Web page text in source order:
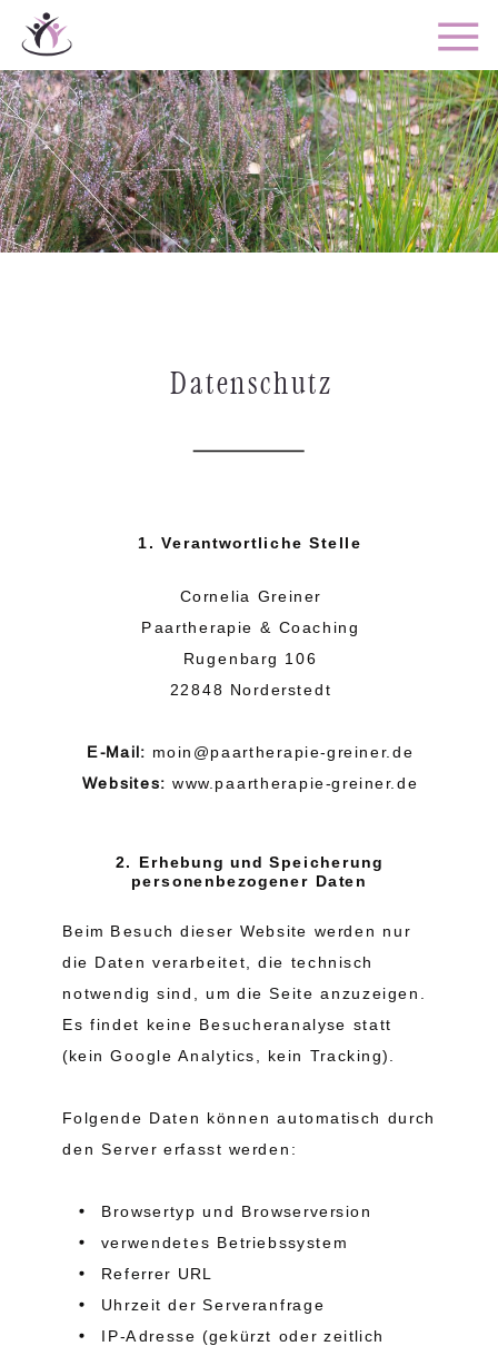
Datenschutz
1. Verantwortliche Stelle
Cornelia Greiner
Paartherapie & Coaching
Rugenbarg 106
22848 Norderstedt
E-Mail: moin@paartherapie-greiner.de
Websites: www.paartherapie-greiner.de
2. Erhebung und Speicherung
personenbezogener Daten
Beim Besuch dieser Website werden nur
die Daten verarbeitet, die technisch
notwendig sind, um die Seite anzuzeigen.
Es findet keine Besucher­analyse statt
(kein Google Analytics, kein Tracking).
Folgende Daten können automatisch durch
den Server erfasst werden:
Browsertyp und Browserversion
verwendetes Betriebssystem
Referrer URL
Uhrzeit der Serveranfrage
IP-Adresse (gekürzt oder zeitlich